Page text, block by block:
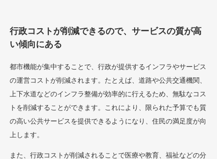
行政コストが削減できるので、サービスの質が高
い傾向にある
都市機能が集中することで、行政が提供するインフラやサービス
の運営コストが削減されます。たとえば、道路や公共交通機関、
上下水道などのインフラ整備が効率的に行えるため、無駄なコス
トを削減することができます。これにより、限られた予算でも質
の高い公共サービスを提供できるようになり、住民の満足度が向
上します。
また、行政コストが削減されることで医療や教育、福祉などの分